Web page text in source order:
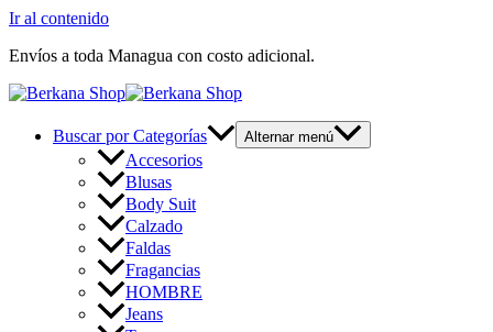
Ir al contenido
Envíos a toda Managua con costo adicional.
Buscar por Categorías Alternar menú
Accesorios
Blusas
Body Suit
Calzado
Faldas
Fragancias
HOMBRE
Jeans